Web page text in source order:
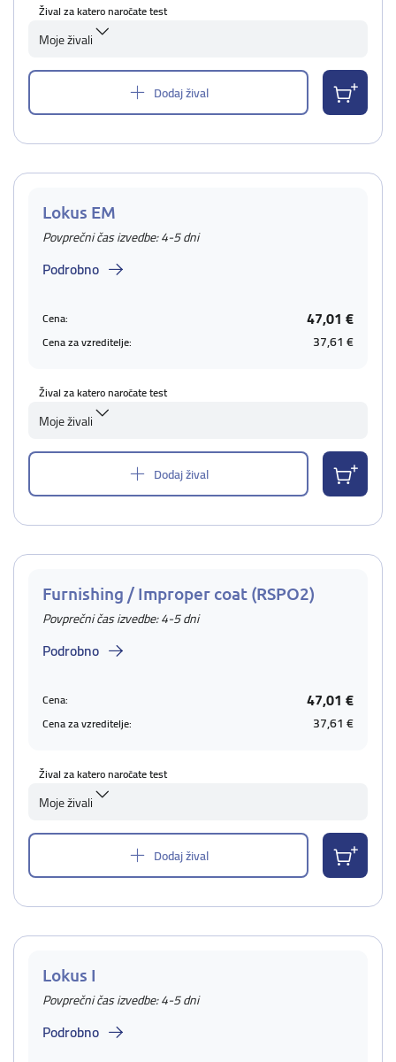
Žival za katero naročate test
Moje živali
Dodaj žival
Lokus EM
Povprečni čas izvedbe: 4-5 dni
Podrobno
Cena: 47,01 €
Cena za vzreditelje: 37,61 €
Žival za katero naročate test
Moje živali
Dodaj žival
Furnishing / Improper coat (RSPO2)
Povprečni čas izvedbe: 4-5 dni
Podrobno
Cena: 47,01 €
Cena za vzreditelje: 37,61 €
Žival za katero naročate test
Moje živali
Dodaj žival
Lokus I
Povprečni čas izvedbe: 4-5 dni
Podrobno